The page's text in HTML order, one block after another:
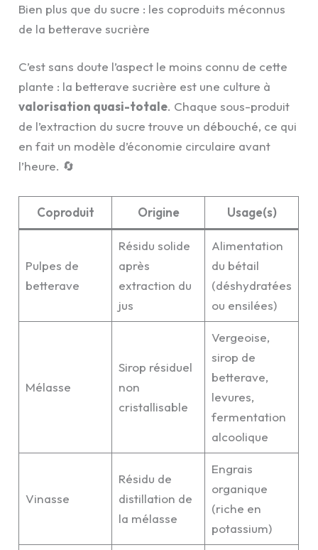
Bien plus que du sucre : les coproduits méconnus
de la betterave sucrière
C’est sans doute l’aspect le moins connu de cette
plante : la betterave sucrière est une culture à
valorisation quasi-totale. Chaque sous-produit
de l’extraction du sucre trouve un débouché, ce qui
en fait un modèle d’économie circulaire avant
l’heure. 🔄
Coproduit Origine Usage(s)
Pulpes de
betterave
Résidu solide
après
extraction du
jus
Alimentation
du bétail
(déshydratées
ou ensilées)
Mélasse
Sirop résiduel
non
cristallisable
Vergeoise,
sirop de
betterave,
levures,
fermentation
alcoolique
Vinasse
Résidu de
distillation de
la mélasse
Engrais
organique
(riche en
potassium)